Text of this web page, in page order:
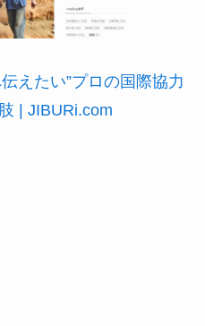
えたい”プロの国際協力
| JIBURi.com